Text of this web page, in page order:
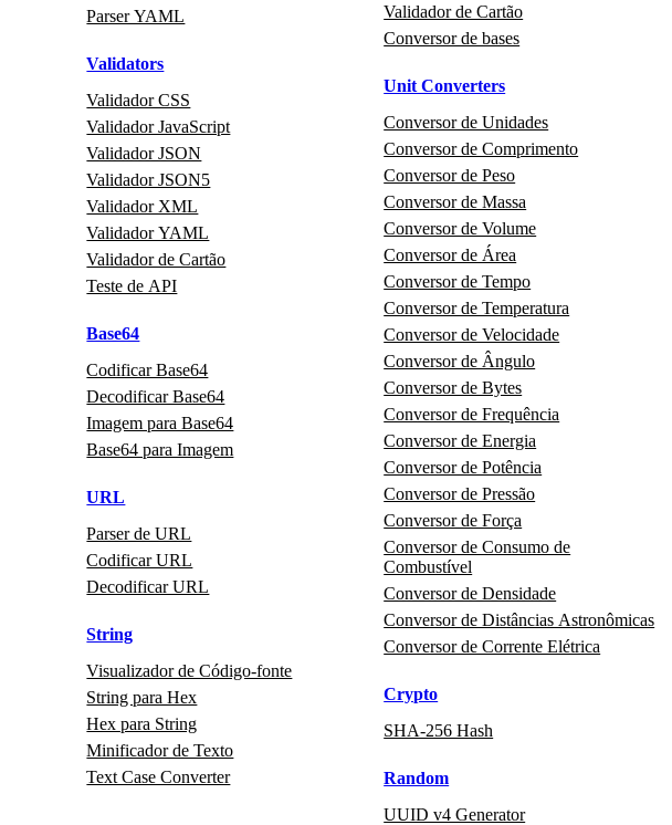
Parser YAML
Validators
Validador CSS
Validador JavaScript
Validador JSON
Validador JSON5
Validador XML
Validador YAML
Validador de Cartão
Teste de API
Base64
Codificar Base64
Decodificar Base64
Imagem para Base64
Base64 para Imagem
URL
Parser de URL
Codificar URL
Decodificar URL
String
Visualizador de Código‑fonte
String para Hex
Hex para String
Minificador de Texto
Text Case Converter
Validador de Cartão
Conversor de bases
Unit Converters
Conversor de Unidades
Conversor de Comprimento
Conversor de Peso
Conversor de Massa
Conversor de Volume
Conversor de Área
Conversor de Tempo
Conversor de Temperatura
Conversor de Velocidade
Conversor de Ângulo
Conversor de Bytes
Conversor de Frequência
Conversor de Energia
Conversor de Potência
Conversor de Pressão
Conversor de Força
Conversor de Consumo de
Combustível
Conversor de Densidade
Conversor de Distâncias Astronômicas
Conversor de Corrente Elétrica
Crypto
SHA-256 Hash
Random
UUID v4 Generator